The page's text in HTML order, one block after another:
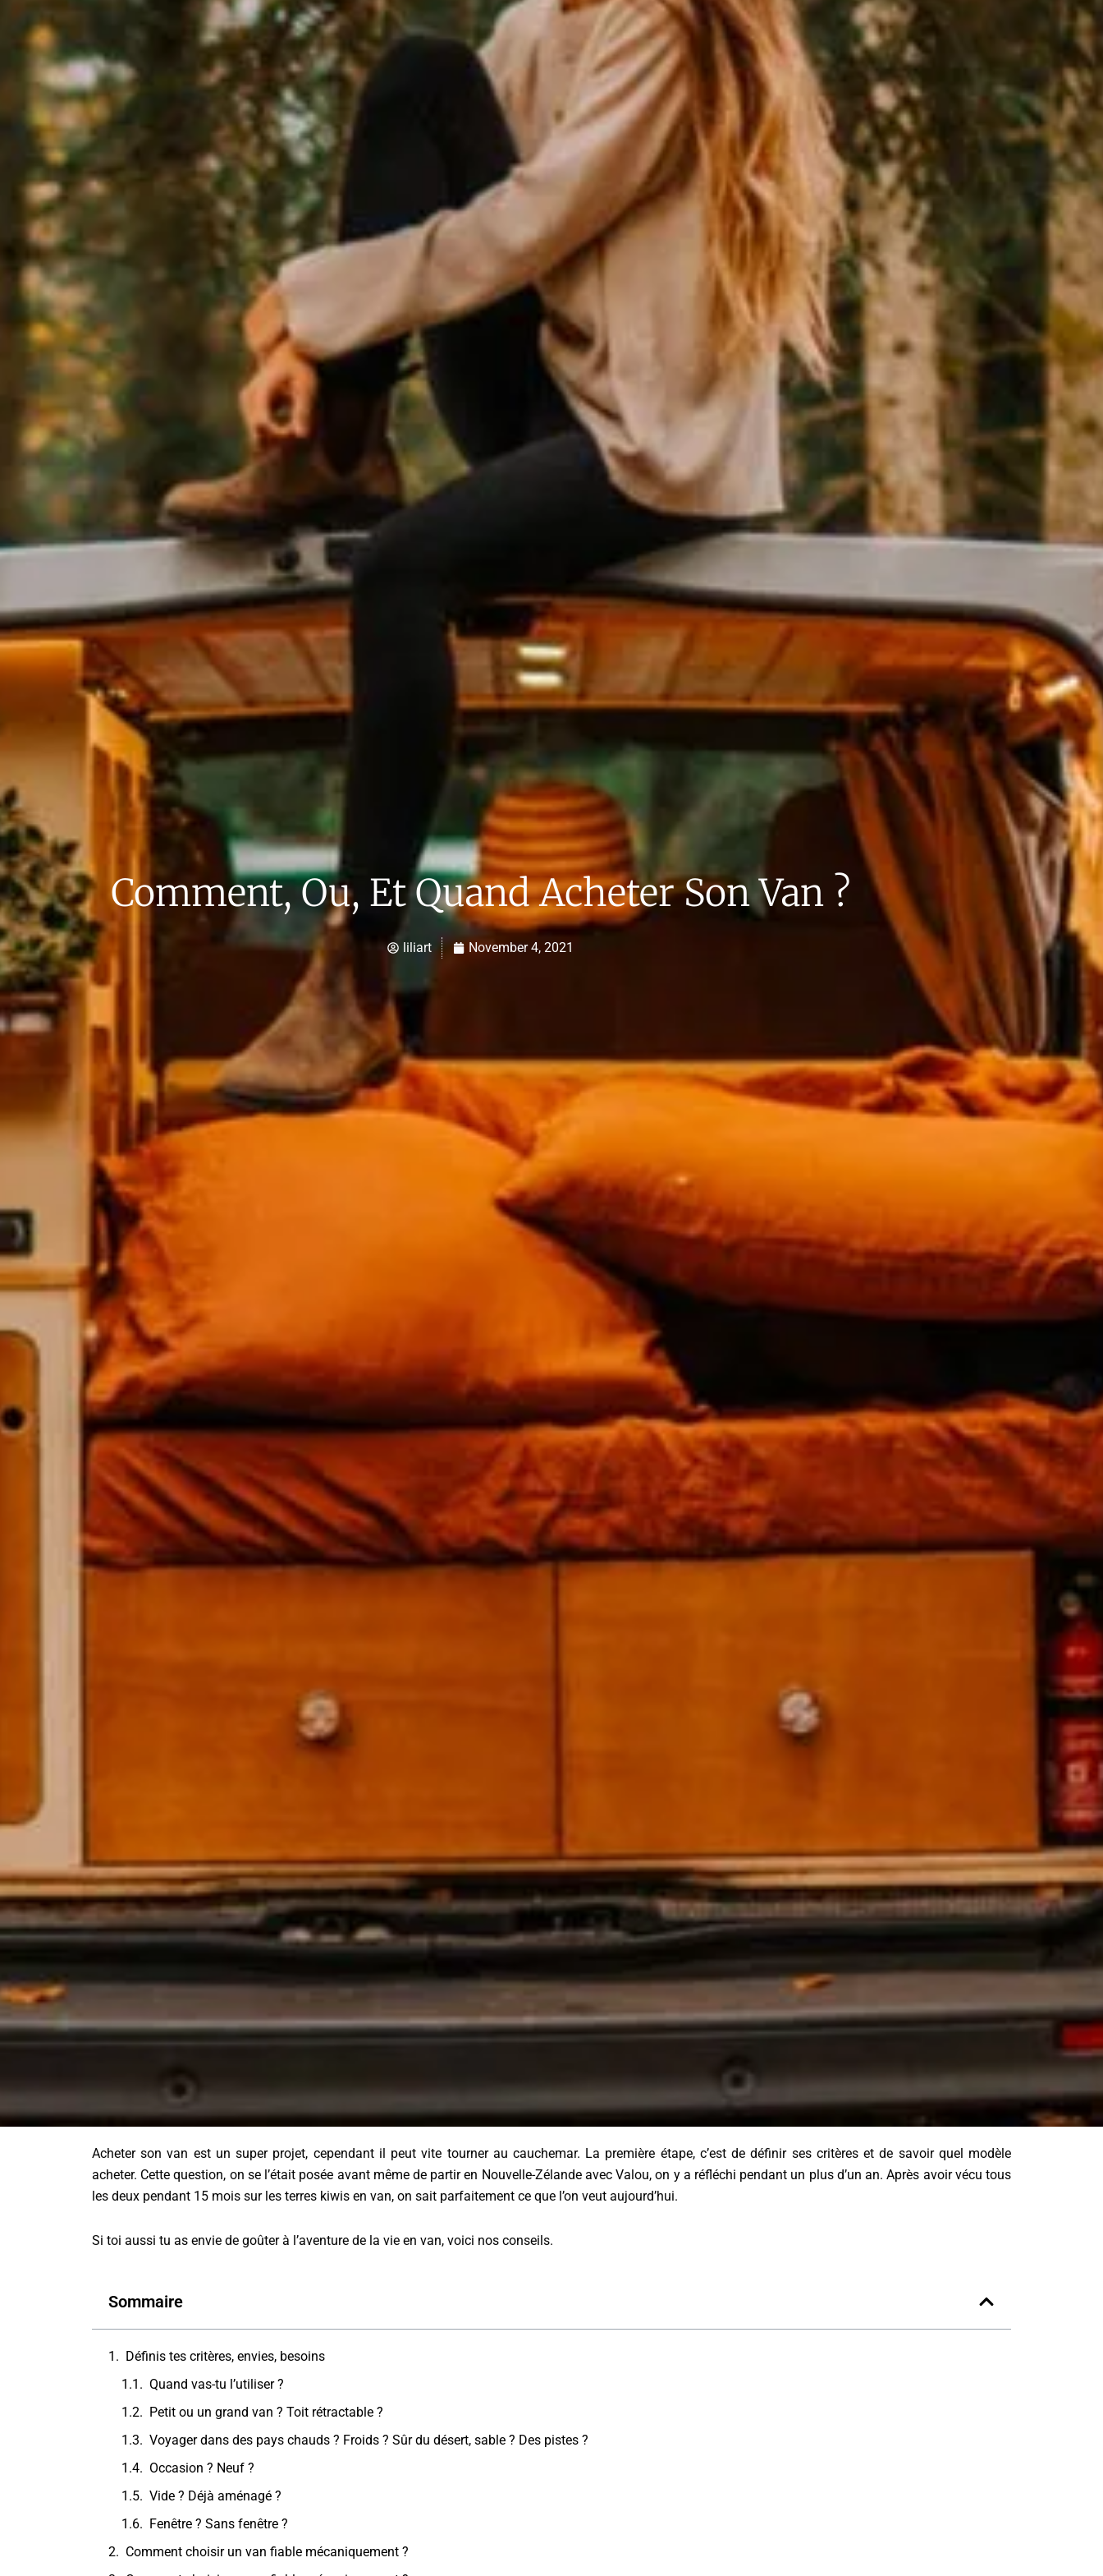
Comment, Ou, Et Quand Acheter Son Van ?
liliart November 4, 2021
Acheter son van est un super projet, cependant il peut vite tourner au cauchemar. La première étape, c’est de définir ses critères et de savoir quel modèle
acheter. Cette question, on se l’était posée avant même de partir en Nouvelle-Zélande avec Valou, on y a réfléchi pendant un plus d’un an. Après avoir vécu tous
les deux pendant 15 mois sur les terres kiwis en van, on sait parfaitement ce que l’on veut aujourd’hui.
Si toi aussi tu as envie de goûter à l’aventure de la vie en van, voici nos conseils.
Sommaire
Définis tes critères, envies, besoins
Quand vas-tu l’utiliser ?
Petit ou un grand van ? Toit rétractable ?
Voyager dans des pays chauds ? Froids ? Sûr du désert, sable ? Des pistes ?
Occasion ? Neuf ?
Vide ? Déjà aménagé ?
Fenêtre ? Sans fenêtre ?
Comment choisir un van fiable mécaniquement ?